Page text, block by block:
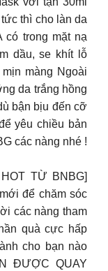
thì cho làn da
trong mặt nạ
dầu, se khít lỗ
màng Ngoài
da trắng hồng
bận bịu đến cỡ
yêu chiều bản
các nàng nhé !
TỪ BNBG]
để chăm sóc
các nàng tham
quà cực hấp
cho bạn nào
ĐƯỢC QUAY